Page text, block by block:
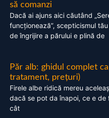
să comanzi
Dacă ai ajuns aici căutând
funcționează”, scepticismul
de îngrijire a părului e plină de
Păr alb: ghidul complet
tratament, prețuri)
Firele albe ridică mereu
dacă se pot da înapoi, ce e
cât